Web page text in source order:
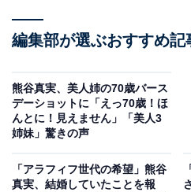
編集部が選ぶおすすめ記
熊谷真実、美人姉の70歳バース
デーショットに「えっ70歳！ほ
んとに！見えません」「美人3
姉妹」驚きの声
「アラフィフ世代の希望」熊谷
真実、結婚していたことを報